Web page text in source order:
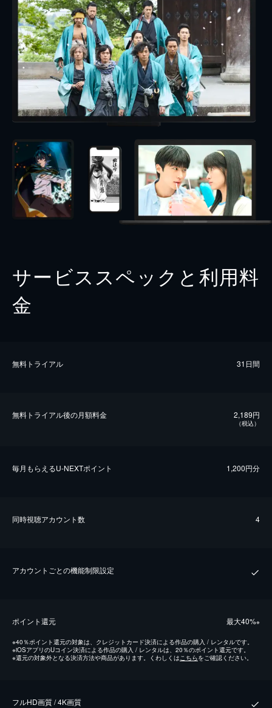
サービススペックと利用料
金
無料トライアル 31日間
無料トライアル後の⽉額料金 2,189円
（税込）
毎⽉もらえるU-NEXTポイント 1,200円分
同時視聴アカウント数 4
アカウントごとの機能制限設定
ポイント還元 最⼤40%※
※40％ポイント還元の対象は、クレジットカード決済による作品の購入 / レンタルです。
※iOSアプリのUコイン決済による作品の購入 / レンタルは、20％のポイント還元です。
※還元の対象外となる決済方法や商品があります。くわしくはこちらをご確認ください。
フルHD画質 / 4K画質